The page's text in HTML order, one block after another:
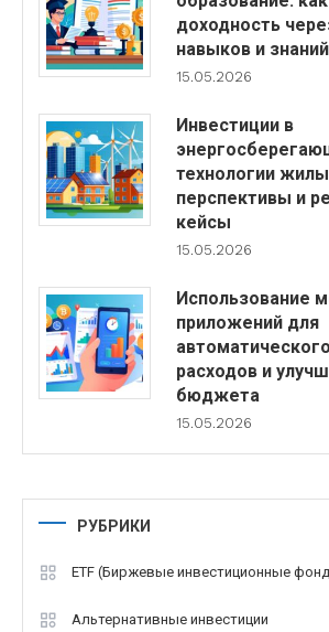
доходность
навыков и знаний
15.05.2026
Инвестиции в
технологии
перспективы и
кейсы
15.05.2026
Использование
приложений для
расходов и
бюджета
15.05.2026
РУБРИКИ
ETF (Биржевые инвестиционные
Альтернативные инвестиции